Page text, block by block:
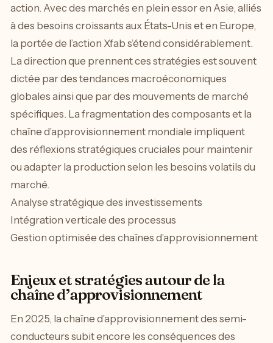
action. Avec des marchés en plein essor en Asie, alliés
à des besoins croissants aux États-Unis et en Europe,
la portée de l’action Xfab s’étend considérablement.
La direction que prennent ces stratégies est souvent
dictée par des tendances macroéconomiques
globales ainsi que par des mouvements de marché
spécifiques. La fragmentation des composants et la
chaîne d’approvisionnement mondiale impliquent
des réflexions stratégiques cruciales pour maintenir
ou adapter la production selon les besoins volatils du
marché.
Analyse stratégique des investissements
Intégration verticale des processus
Gestion optimisée des chaînes d’approvisionnement
Enjeux et stratégies autour de la
chaîne d’approvisionnement
En 2025, la chaîne d’approvisionnement des semi-
conducteurs subit encore les conséquences des